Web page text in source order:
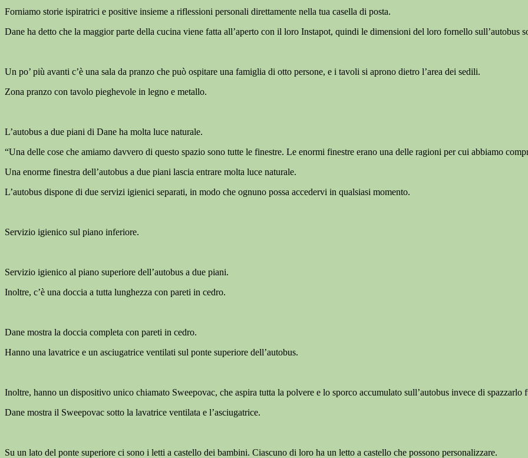
Forniamo storie ispiratrici e positive insieme a riflessioni personali direttamente nella tua casella di posta.
Dane ha detto che la maggior parte della cucina viene fatta all’aperto con il loro Instapot, quindi le dimensioni del loro fornello sull’autobus
Un po’ più avanti c’è una sala da pranzo che può ospitare una famiglia di otto persone, e i tavoli si aprono dietro l’area dei sedili.
Zona pranzo con tavolo pieghevole in legno e metallo.
L’autobus a due piani di Dane ha molta luce naturale.
“Una delle cose che amiamo davvero di questo spazio sono tutte le finestre. Le enormi finestre erano una delle ragioni per cui abbiamo
Una enorme finestra dell’autobus a due piani lascia entrare molta luce naturale.
L’autobus dispone di due servizi igienici separati, in modo che ognuno possa accedervi in qualsiasi momento.
Servizio igienico sul piano inferiore.
Servizio igienico al piano superiore dell’autobus a due piani.
Inoltre, c’è una doccia a tutta lunghezza con pareti in cedro.
Dane mostra la doccia completa con pareti in cedro.
Hanno una lavatrice e un asciugatrice ventilati sul ponte superiore dell’autobus.
Inoltre, hanno un dispositivo unico chiamato Sweepovac, che aspira tutta la polvere e lo sporco accumulato sull’autobus invece di spazzarlo
Dane mostra il Sweepovac sotto la lavatrice ventilata e l’asciugatrice.
Su un lato del ponte superiore ci sono i letti a castello dei bambini. Ciascuno di loro ha un letto a castello che possono personalizzare.